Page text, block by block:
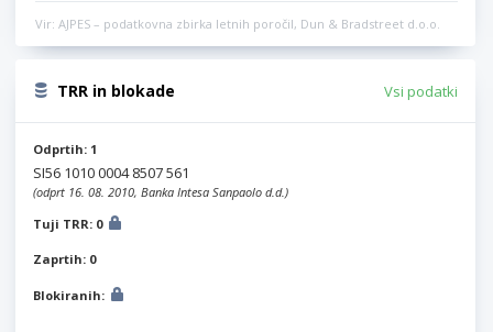
Vir: AJPES – podatkovna zbirka letnih poročil, Dun & Bradstreet d.o.o.
TRR in blokade Vsi podatki
Odprtih: 1
SI56 1010 0004 8507 561
(odprt 16. 08. 2010, Banka Intesa Sanpaolo d.d.)
Tuji TRR: 0
Zaprtih: 0
Blokiranih: